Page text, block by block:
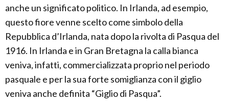
anche un significato politico. In Irlanda, ad esempio,
questo fiore venne scelto come simbolo della
Repubblica d’Irlanda, nata dopo la rivolta di Pasqua del
1916. In Irlanda e in Gran Bretagna la calla bianca
veniva, infatti, commercializzata proprio nel periodo
pasquale e per la sua forte somiglianza con il giglio
veniva anche definita “Giglio di Pasqua”.